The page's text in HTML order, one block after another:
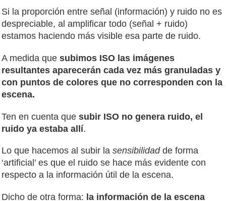
Si la proporción entre señal (información) y ruido no es
despreciable, al amplificar todo (señal + ruido)
estamos haciendo más visible esa parte de ruido.
A medida quesubimos ISO las imágenes
resultantes aparecerán cada vez más granuladas y
con puntos de colores que no corresponden con la
escena.
Ten en cuenta quesubir ISO no genera ruido, el
ruido ya estaba allí.
Lo que hacemos al subir lasensibilidadde forma
‘artificial’ es que el ruido se hace más evidente con
respecto a la información útil de la escena.
Dicho de otra forma: la información de la escena